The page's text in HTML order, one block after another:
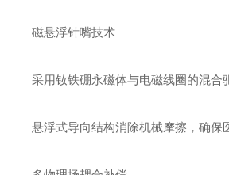
磁悬浮针嘴技术‌
采用钕铁硼永磁体与电磁线圈的混
悬浮式导向结构消除机械摩擦，确保